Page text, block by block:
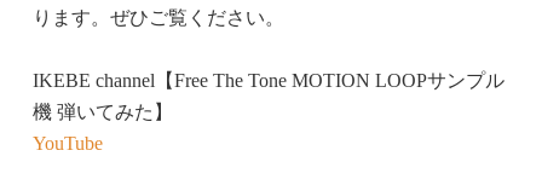
ります。ぜひご覧ください。
IKEBE channel【Free The Tone MOTION LOOPサンプル
機 弾いてみた】
YouTube